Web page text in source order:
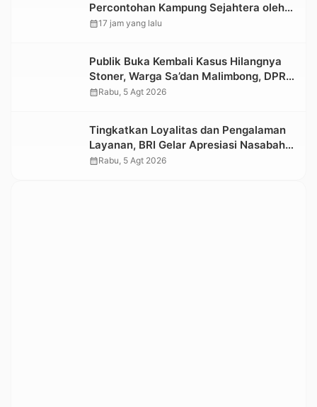
Percontohan Kampung Sejahtera oleh
Kemensos
calendar_month17 jam yang lalu
Publik Buka Kembali Kasus Hilangnya
Stoner, Warga Sa’dan Malimbong, DPRD
dan Stakeholder Terkait Diminta
calendar_monthRabu, 5 Agt 2026
Tingkatkan Loyalitas dan Pengalaman
Layanan, BRI Gelar Apresiasi Nasabah
Pensiunan
calendar_monthRabu, 5 Agt 2026